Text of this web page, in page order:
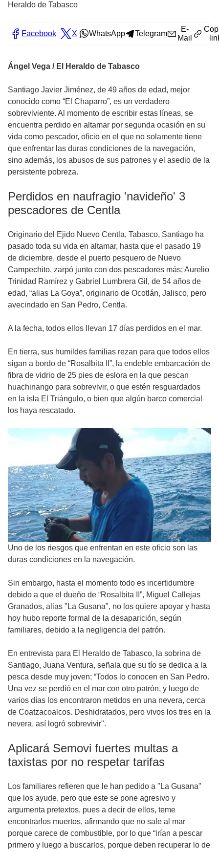
Heraldo de Tabasco
Facebook X WhatsApp Telegram
E-
Mail
Ángel Vega / El Heraldo de Tabasco
Santiago Javier Jiménez, de 49 años de edad, mejor
conocido como “El Chaparro”, es un verdadero
sobreviviente. Al momento de escribir estas líneas, se
encuentra perdido en altamar por segunda ocasión en su
vida como pescador, oficio en el que no solamente tiene
que enfrentar las duras condiciones de la navegación,
sino además, los abusos de sus patrones y el asedio de la
persistente pobreza.
Perdidos en naufragio 'navideño' 3
pescadores de Centla
Originario del Ejido Nuevo Centla, Tabasco, Santiago ha
pasado toda su vida en altamar, hasta que el pasado 19
de diciembre, desde el puerto pesquero de Nuevo
Campechito, zarpó junto con dos pescadores más; Aurelio
Trinidad Ramírez y Gabriel Lumbrera Gil, de 54 años de
edad, “alias La Goya”, originario de Ocotlán, Jalisco, pero
avecindado en San Pedro, Centla.
A la fecha, todos ellos llevan 17 días perdidos en el mar.
En tierra, sus humildes familias rezan para que todos ellos
sigan a bordo de “Rosalbita II”, la endeble embarcación de
fibra de vidrio de 25 pies de eslora en la que pescan
huachinango para sobrevivir, o que estén resguardados
en la isla El Triángulo, o bien que algún barco comercial
los haya rescatado.
Uno de los riesgos que enfrentan en este oficio son las
duras condiciones en la navegación.
Sin embargo, hasta el momento todo es incertidumbre
debido a que el dueño de “Rosalbita II”, Miguel Callejas
Granados, alias "La Gusana", no los quiere apoyar y hasta
hoy hubo reporte formal de la desaparición, según
familiares, debido a la negligencia del patrón.
En entrevista para El Heraldo de Tabasco, la sobrina de
Santiago, Juana Ventura, señala que su tío se dedica a la
pesca desde muy joven; “Todos lo conocen en San Pedro.
Una vez se perdió en el mar con otro patrón, y luego de
varios días los encontraron metidos en una nevera, cerca
de Coatzacoalcos. Deshidratados, pero vivos los tres en la
nevera, así logró sobrevivir".
Aplicará Semovi fuertes multas a
taxistas por no respetar tarifas
Los familiares refieren que le han pedido a "La Gusana"
que los ayude, pero que este se pone agresivo y
argumenta pretextos, pues a decir de ellos, teme
encontrarlos muertos, afirmando que no sale al mar
porque carece de combustible, por lo que “irían a pescar
primero y luego a buscarlos, porque deben recuperar lo de